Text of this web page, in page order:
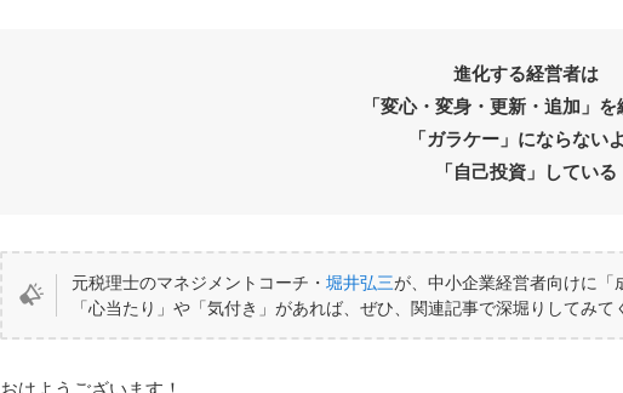
進化する経営者は
「変心・変身・更新・追加」を
「ガラケー」にならない
「自己投資」している
元税理士のマネジメントコーチ・堀井弘三が、中小企業経営者向けに「
「心当たり」や「気付き」があれば、ぜひ、関連記事で深堀りしてみて